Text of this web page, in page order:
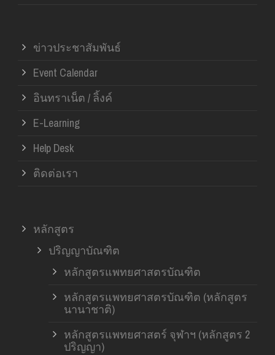
ข่าวประชาสัมพันธ์
Event Calendar
อินทราเน็ต / ลิ้งค์
E-Learning
Help Desk
ติดต่อเรา
หลักสูตร
ปริญญาบัณฑิต
หลักสูตรแพทยศาสตรบัณฑิต
หลักสูตรแพทยศาสตรบัณฑิต (หลักสูตร
นานาชาติ)
หลักสูตรแพทยศาสตร์ จุฬาฯ (หลักสูตร 2
ปริญญา)